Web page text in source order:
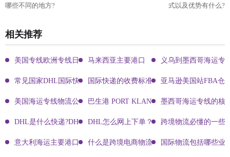
哪些不同的地方? 式以及优势有什么?
相关推荐
美国专线欧洲专线日本专线区别马来西亚主要港口 义乌到墨西哥海运专
常见国家DHL国际快递客服热线国际快递的收费标准!四大国际快递的尺寸重
亚马逊美国站FBA仓
美国海运专线物流公司有哪些?巴生港 PORT KLANG 墨西哥海运专线的核
DHL是什么快递?DHL国际快递介绍DHL怎么网上下单？DHL快递寄件有哪些方
跨境物流必懂的一些
意大利海运主要港口有哪些什么是跨境电商物流? 国际物流包括哪些业